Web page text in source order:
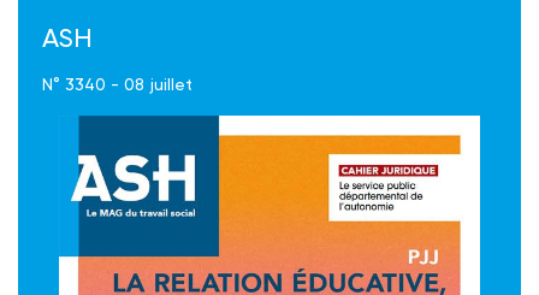
ASH
N° 3340 - 08 juillet